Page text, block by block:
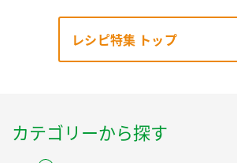
レシピ特集 トップ
カテゴリーから探す